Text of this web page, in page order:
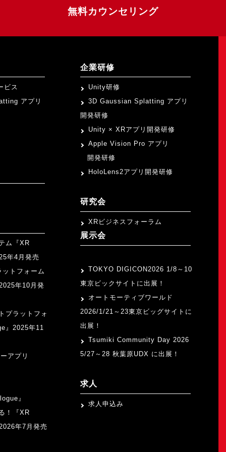
無料カウンセリング
ビス
アプリ
ム『XR
年4月発売
トフォーム
年10月発
プラットフォ
』2025年11
アプリ
』
！『XR
年7月発売
企業研修
Unity研修
3D Gaussian Splatting アプリ
開発研修
Unity × XRアプリ開発研修
Apple Vision Pro アプリ
開発研修
HoloLens2アプリ開発研修
研究会
XRビジネスフォーラム
展示会
TOKYO DIGICON2026 1/8～10
東京ビックサイトに出展！
オートモーティブワールド
2026/1/21～23東京ビッグサイトに
出展！
Tsumiki Community Day 2026
5/27～28 秋葉原UDX に出展！
求人
求人申込み